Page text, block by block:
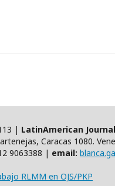
| LatinAmerican
Caracas 1080.
9063388 | email:
RLMM en OJS/PKP